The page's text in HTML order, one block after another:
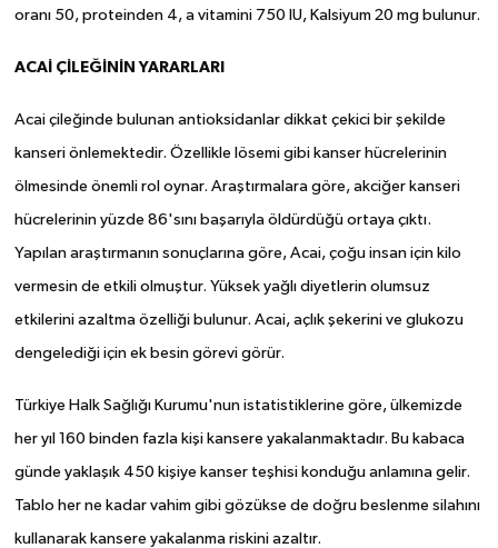
oranı 50, proteinden 4, a vitamini 750 IU, Kalsiyum 20 mg bulunur.
ACAİ ÇİLEĞİNİN YARARLARI
Acai çileğinde bulunan antioksidanlar dikkat çekici bir şekilde
kanseri önlemektedir. Özellikle lösemi gibi kanser hücrelerinin
ölmesinde önemli rol oynar. Araştırmalara göre, akciğer kanseri
hücrelerinin yüzde 86'sını başarıyla öldürdüğü ortaya çıktı.
Yapılan araştırmanın sonuçlarına göre, Acai, çoğu insan için kilo
vermesin de etkili olmuştur. Yüksek yağlı diyetlerin olumsuz
etkilerini azaltma özelliği bulunur. Acai, açlık şekerini ve glukozu
dengelediği için ek besin görevi görür.
Türkiye Halk Sağlığı Kurumu'nun istatistiklerine göre, ülkemizde
her yıl 160 binden fazla kişi kansere yakalanmaktadır. Bu kabaca
günde yaklaşık 450 kişiye kanser teşhisi konduğu anlamına gelir.
Tablo her ne kadar vahim gibi gözükse de doğru beslenme silahını
kullanarak kansere yakalanma riskini azaltır.